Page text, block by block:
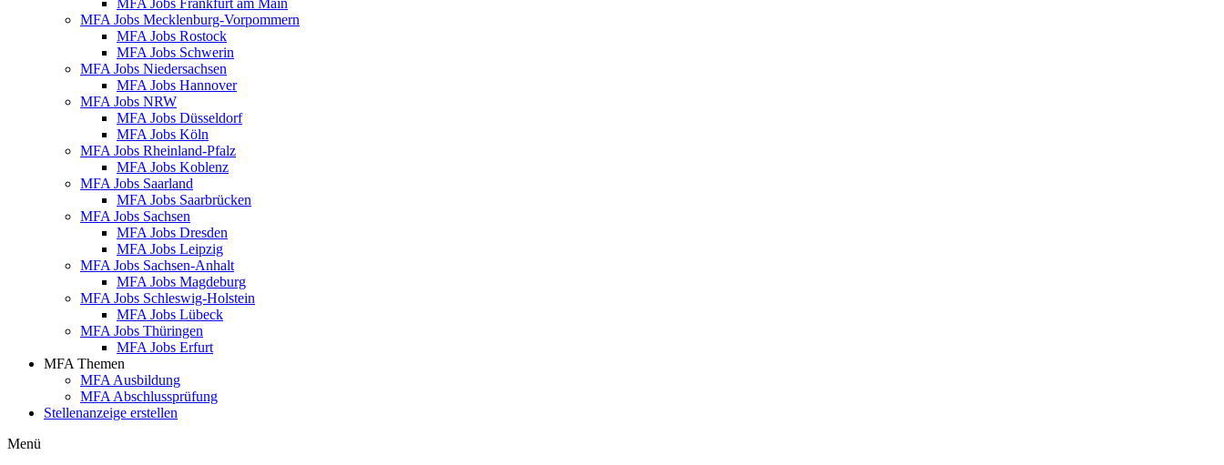
MFA Jobs Mecklenburg-Vorpommern
MFA Jobs Rostock
MFA Jobs Schwerin
MFA Jobs Niedersachsen
MFA Jobs Hannover
MFA Jobs NRW
MFA Jobs Düsseldorf
MFA Jobs Köln
MFA Jobs Rheinland-Pfalz
MFA Jobs Koblenz
MFA Jobs Saarland
MFA Jobs Saarbrücken
MFA Jobs Sachsen
MFA Jobs Dresden
MFA Jobs Leipzig
MFA Jobs Sachsen-Anhalt
MFA Jobs Magdeburg
MFA Jobs Schleswig-Holstein
MFA Jobs Lübeck
MFA Jobs Thüringen
MFA Jobs Erfurt
MFA Themen
MFA Ausbildung
MFA Abschlussprüfung
Stellenanzeige erstellen
Menü